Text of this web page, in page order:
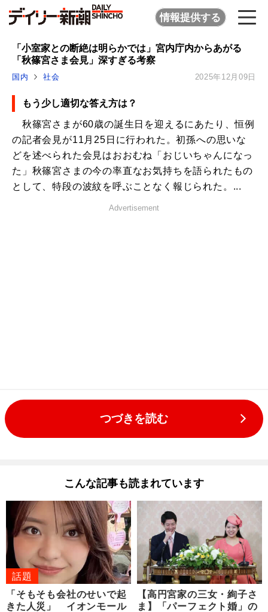
情報提供する
「小室家との断絶は明らかでは」宮内庁内からあがる
「秋篠宮さま会見」深すぎる考察
国内 社会 2025年12月09日
もう少し適切な答え方は？
秋篠宮さまが60歳の誕生日を迎えるにあたり、恒例
の記者会見が11月25日に行われた。初孫への思いな
どを述べられた会見はおおむね「おじいちゃんになっ
た」秋篠宮さまの今の率直なお気持ちを語られたもの
として、特段の波紋を呼ぶことなく報じられた。...
Advertisement
つづきを読む
こんな記事も読まれています
話題
「そもそも会社のせいで起
きた人災」 イオンモール
【高円宮家の三女・絢子さ
ま】「パーフェクト婚」の